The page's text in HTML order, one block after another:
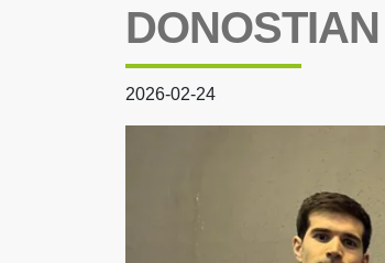
DONOSTIAN
2026-02-24